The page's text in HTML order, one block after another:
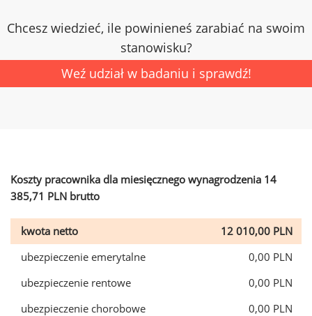
Chcesz wiedzieć, ile powinieneś zarabiać na swoim
stanowisku?
Weź udział w badaniu i sprawdź!
Koszty pracownika dla miesięcznego wynagrodzenia 14
385,71 PLN brutto
kwota netto
12 010,00 PLN
ubezpieczenie emerytalne
0,00 PLN
ubezpieczenie rentowe
0,00 PLN
ubezpieczenie chorobowe
0,00 PLN